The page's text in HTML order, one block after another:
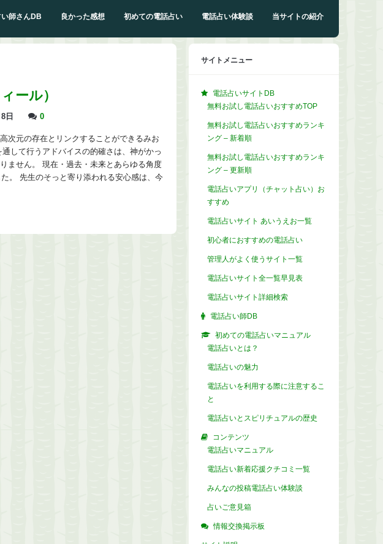
師さんDB 良かった感想 初めての電話占い 電話占い体験談 当サイトの紹介
ール）
日 0
次元の存在とリンクすることができるみお
して行うアドバイスの的確さは、神がかっ
ません。 現在・過去・未来とあらゆる角度
。 先生のそっと寄り添われる安心感は、今
サイトメニュー
電話占いサイトDB
無料お試し電話占いおすすめTOP
無料お試し電話占いおすすめランキ
ング – 新着順
無料お試し電話占いおすすめランキ
ング – 更新順
電話占いアプリ（チャット占い）お
すすめ
電話占いサイト あいうえお一覧
初心者におすすめの電話占い
管理人がよく使うサイト一覧
電話占いサイト全一覧早見表
電話占いサイト詳細検索
電話占い師DB
初めての電話占いマニュアル
電話占いとは？
電話占いの魅力
電話占いを利用する際に注意するこ
と
電話占いとスピリチュアルの歴史
コンテンツ
電話占いマニュアル
電話占い新着応援クチコミ一覧
みんなの投稿電話占い体験談
占いご意見箱
情報交換掲示板